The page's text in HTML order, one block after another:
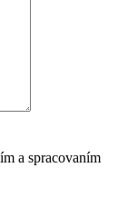
a spracovaním